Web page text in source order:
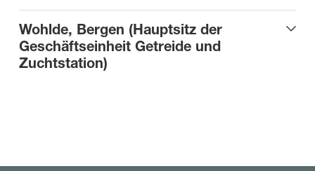
Wohlde, Bergen (Hauptsitz der
Geschäftseinheit Getreide und
Zuchtstation)